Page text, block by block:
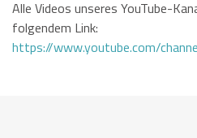
Alle Videos unseres YouTube-
folgendem Link:
https://www.youtube.com/